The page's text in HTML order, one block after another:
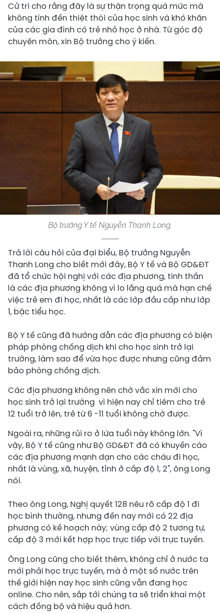
Cử tri cho rằng đây là sự thận trọng quá mức mà
không tính đến thiệt thòi của học sinh và khó khăn
của các gia đình có trẻ nhỏ học ở nhà. Từ góc độ
chuyên môn, xin Bộ trưởng cho ý kiến.
Bộ trưởng Y tế Nguyễn Thanh Long.
Trả lời câu hỏi của đại biểu, Bộ trưởng Nguyễn
Thanh Long cho biết mới đây, Bộ Y tế và Bộ GD&ĐT
đã tổ chức hội nghị với các địa phương, tinh thần
là các địa phương không vì lo lắng quá mà hạn chế
việc trẻ em đi học, nhất là các lớp đầu cấp như lớp
1, bậc tiểu học.
Bộ Y tế cũng đã hướng dẫn các địa phương có biện
pháp phòng chống dịch khi cho học sinh trở lại
trường, làm sao để vừa học được nhưng cũng đảm
bảo phòng chống dịch.
Các địa phương không nên chờ vắc xin mới cho
học sinh trở lại trường vì hiện nay chỉ tiêm cho trẻ
12 tuổi trở lên, trẻ từ 6 -11 tuổi không chờ được.
Ngoài ra, những rủi ro ở lứa tuổi này không lớn. "Vì
vậy, Bộ Y tế cũng như Bộ GD&ĐT đã có khuyến cáo
các địa phương mạnh dạn cho các cháu đi học,
nhất là vùng, xã, huyện, tỉnh ở cấp độ 1, 2", ông Long
nói.
Theo ông Long, Nghị quyết 128 nêu rõ cấp độ 1 đi
học bình thường, nhưng đến nay mới có 22 địa
phương có kế hoạch này; vùng cấp độ 2 tương tự,
cấp độ 3 mới kết hợp học trực tiếp với trực tuyến.
Ông Long cũng cho biết thêm, không chỉ ở nước ta
mới phải học trực tuyến, mà ở một số nước trên
thế giới hiện nay học sinh cũng vẫn đang học
online. Cho nên, sắp tới chúng ta sẽ triển khai một
cách đồng bộ và hiệu quả hơn.